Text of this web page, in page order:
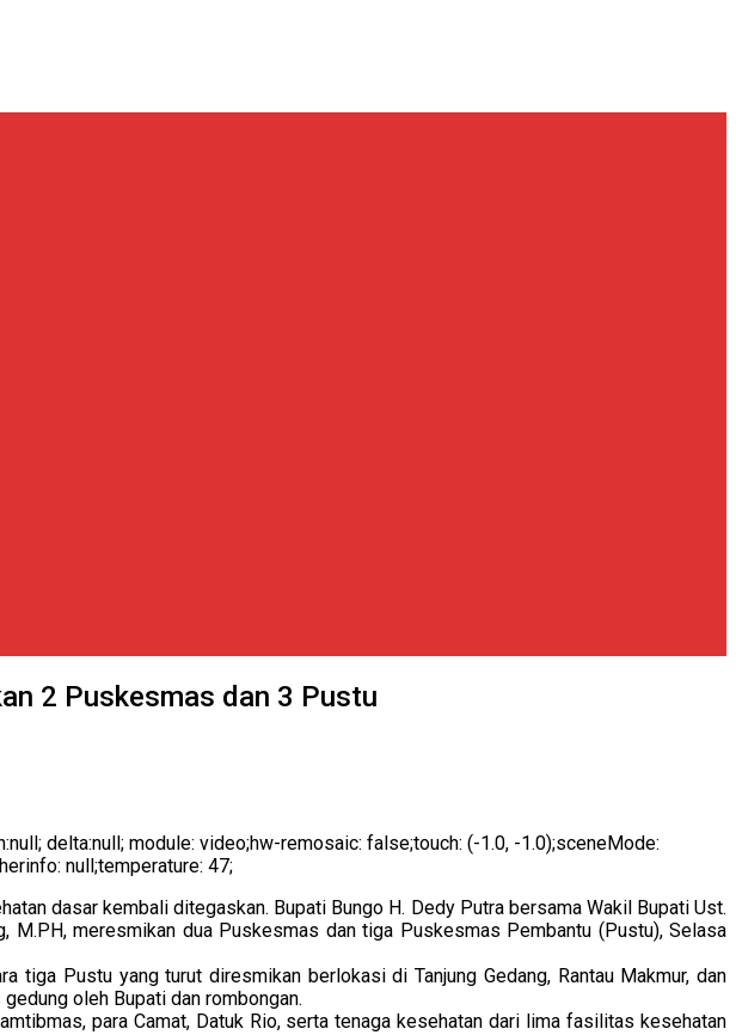
2 Puskesmas dan 3 Pustu
delta:null; module: video;hw-remosaic: false;touch: (-1.0, -1.0);sceneMode:
null;temperature: 47;
dasar kembali ditegaskan. Bupati Bungo H. Dedy Putra bersama Wakil Bupati Ust.
M.PH, meresmikan dua Puskesmas dan tiga Puskesmas Pembantu (Pustu), Selasa
tiga Pustu yang turut diresmikan berlokasi di Tanjung Gedang, Rantau Makmur, dan
oleh Bupati dan rombongan.
para Camat, Datuk Rio, serta tenaga kesehatan dari lima fasilitas kesehatan